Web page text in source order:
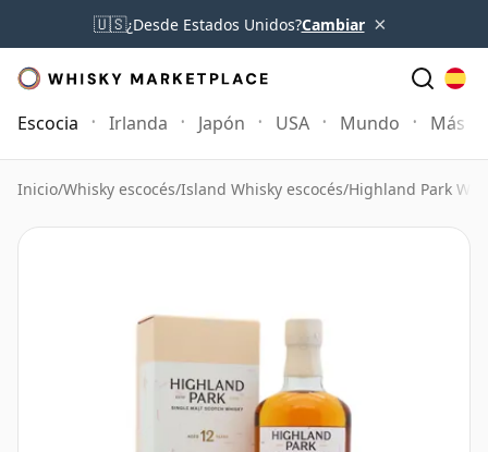
🇺🇸¿Desde Estados Unidos?Cambiar ×
Escocia Irlanda Japón USA Mundo Más
Inicio/Whisky escocés/Island Whisky escocés/Highland Park